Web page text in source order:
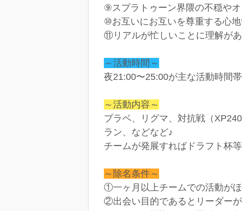
⑨スプラトゥーン界隈の不穏や
⑩お互いにお互いを尊重する心
⑪リアルが忙しいことに理解が
～活動時間～
夜21:00〜25:00が主な活動時間
～活動内容～
プラベ、リグマ、対抗戦（
ラン、などなど♪
チームが発展すればドラフト杯
～除名条件～
①一ヶ月以上チームでの活動が
②出会い目的であるとリーダー